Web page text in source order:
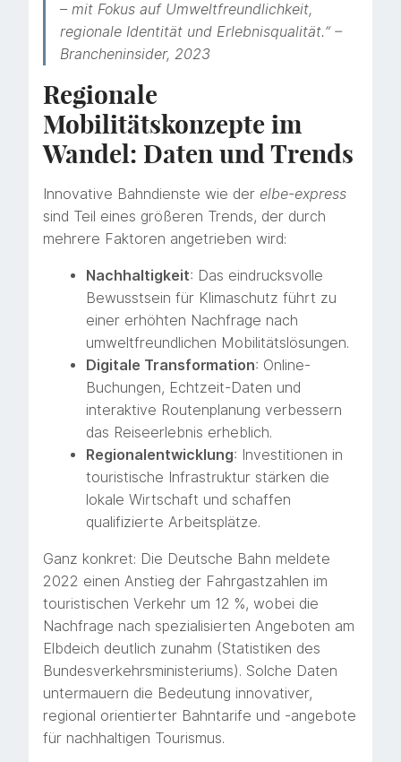
– mit Fokus auf Umweltfreundlichkeit,
regionale Identität und Erlebnisqualität.“ –
Brancheninsider, 2023
Regionale
Mobilitätskonzepte im
Wandel: Daten und Trends
Innovative Bahndienste wie der elbe-express
sind Teil eines größeren Trends, der durch
mehrere Faktoren angetrieben wird:
Nachhaltigkeit: Das eindrucksvolle
Bewusstsein für Klimaschutz führt zu
einer erhöhten Nachfrage nach
umweltfreundlichen Mobilitätslösungen.
Digitale Transformation: Online-
Buchungen, Echtzeit-Daten und
interaktive Routenplanung verbessern
das Reiseerlebnis erheblich.
Regionalentwicklung: Investitionen in
touristische Infrastruktur stärken die
lokale Wirtschaft und schaffen
qualifizierte Arbeitsplätze.
Ganz konkret: Die Deutsche Bahn meldete
2022 einen Anstieg der Fahrgastzahlen im
touristischen Verkehr um 12 %, wobei die
Nachfrage nach spezialisierten Angeboten am
Elbdeich deutlich zunahm (Statistiken des
Bundesverkehrsministeriums). Solche Daten
untermauern die Bedeutung innovativer,
regional orientierter Bahntarife und -angebote
für nachhaltigen Tourismus.